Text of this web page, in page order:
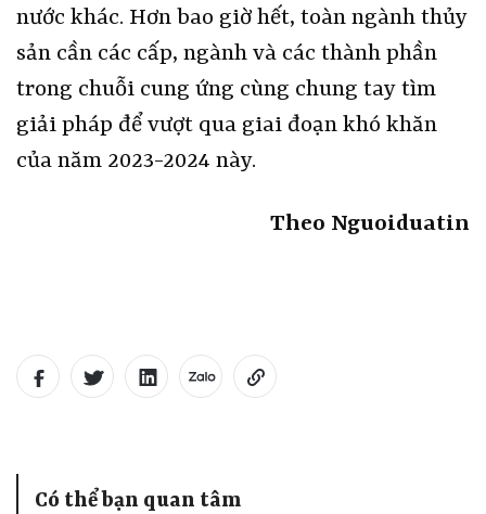
nước khác. Hơn bao giờ hết, toàn ngành thủy
sản cần các cấp, ngành và các thành phần
trong chuỗi cung ứng cùng chung tay tìm
giải pháp để vượt qua giai đoạn khó khăn
của năm 2023-2024 này.
Theo Nguoiduatin
Có thể bạn quan tâm